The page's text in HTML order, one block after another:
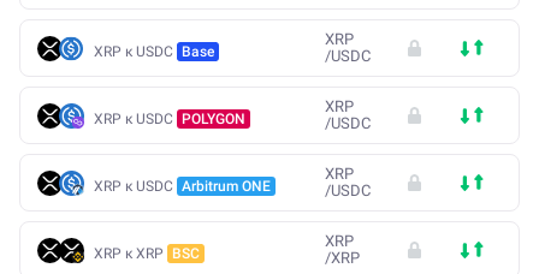
XRP к USDC Base
XRP
/USDC
XRP к USDC POLYGON
XRP
/USDC
XRP к USDC Arbitrum ONE
XRP
/USDC
XRP к XRP BSC
XRP
/XRP